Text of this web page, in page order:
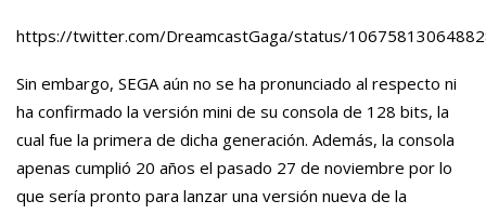
https://twitter.com/DreamcastGaga/status/
Sin embargo, SEGA aún no se ha pronunciado al respecto ni
ha confirmado la versión mini de su consola de 128 bits, la
cual fue la primera de dicha generación. Además, la consola
apenas cumplió 20 años el pasado 27 de noviembre por lo
que sería pronto para lanzar una versión nueva de la